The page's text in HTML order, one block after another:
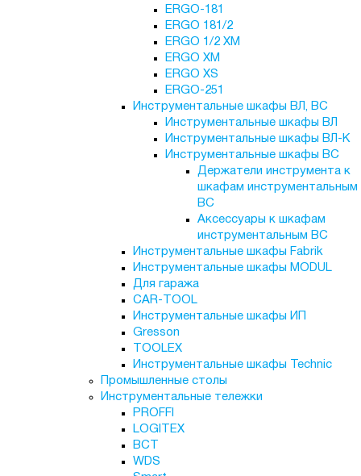
ERGO-181
ERGO 181/2
ERGO 1/2 XM
ERGO XM
ERGO XS
ERGO-251
Инструментальные шкафы ВЛ, ВС
Инструментальные шкафы ВЛ
Инструментальные шкафы ВЛ-К
Инструментальные шкафы ВС
Держатели инструмента к
шкафам инструментальным
ВС
Аксессуары к шкафам
инструментальным ВС
Инструментальные шкафы Fabrik
Инструментальные шкафы MODUL
Для гаража
CAR-TOOL
Инструментальные шкафы ИП
Gresson
TOOLEX
Инструментальные шкафы Technic
Промышленные столы
Инструментальные тележки
PROFFI
LOGITEX
ВСТ
WDS